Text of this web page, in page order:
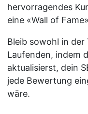
hervorragendes
eine «Wall of
Bleib sowohl in der
Laufenden, indem
aktualisierst, dein
jede Bewertung
wäre.